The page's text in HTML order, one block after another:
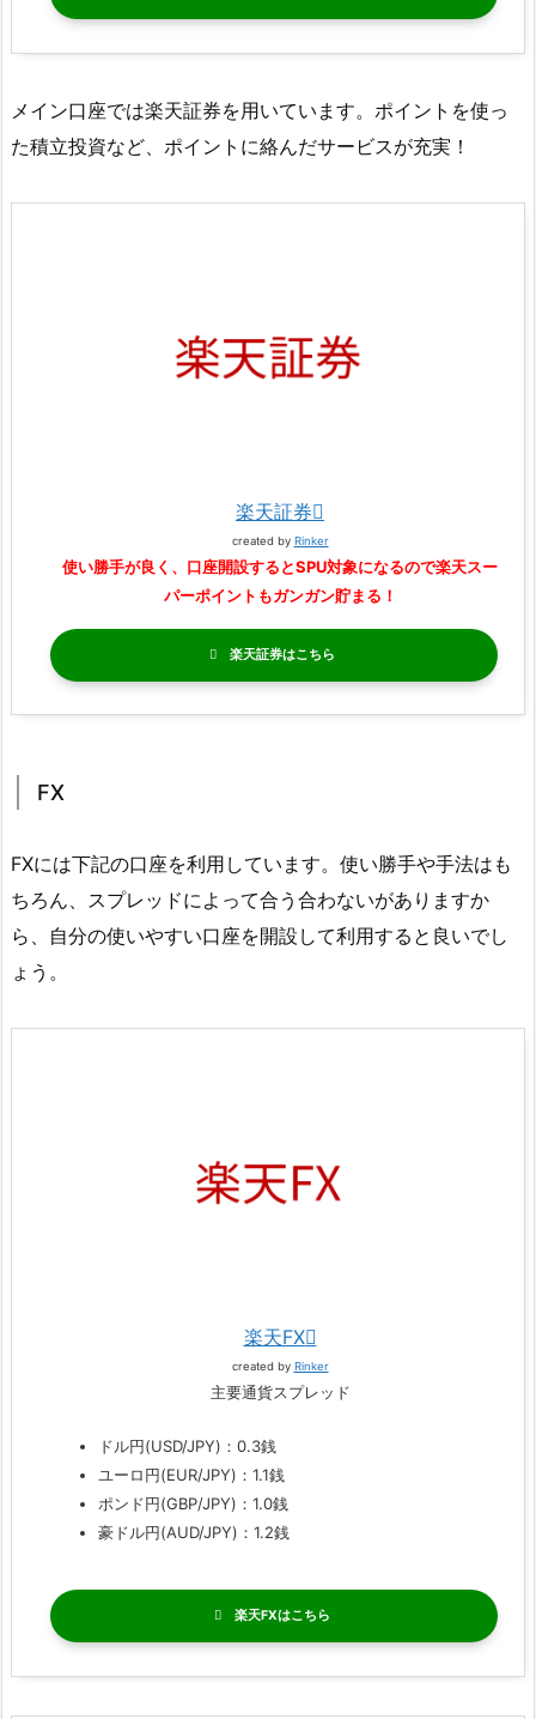
メイン口座では楽天証券を用いています。ポイントを使っ
た積立投資など、ポイントに絡んだサービスが充実！
楽天証券
created by Rinker
使い勝手が良く、口座開設するとSPU対象になるので楽天スー
パーポイントもガンガン貯まる！
楽天証券
FX
FXには下記の口座を利用しています。使い勝手や手法はも
ちろん、スプレッドによって合う合わないがありますか
ら、自分の使いやすい口座を開設して利用すると良いでし
ょう。
楽天FX
created by Rinker
主要通貨スプレッド
ドル円(USD/JPY)：0.3銭
ユーロ円(EUR/JPY)：1.1銭
ポンド円(GBP/JPY)：1.0銭
豪ドル円(AUD/JPY)：1.2銭
楽天FX